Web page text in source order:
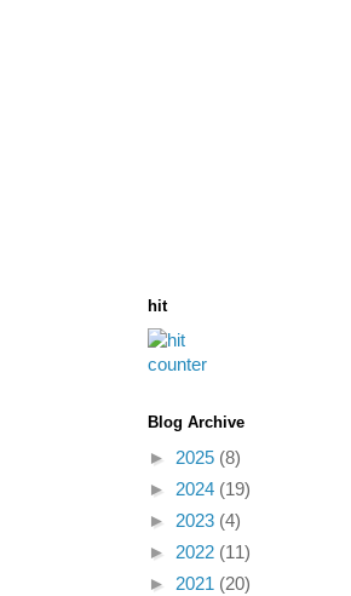
hit
Blog Archive
► 2025 (8)
► 2024 (19)
► 2023 (4)
► 2022 (11)
► 2021 (20)